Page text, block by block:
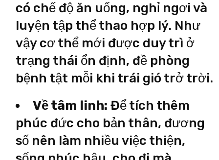
có chế độ ăn uống, nghỉ ngơi và
luyện tập thể thao hợp lý. Như
vậy cơ thể mới được duy trì ở
trạng thái ổn định, đề phòng
bệnh tật mỗi khi trái gió trở trời.
Về tâm linh: Để tích thêm
phúc đức cho bản thân, đương
số nên làm nhiều việc thiện,